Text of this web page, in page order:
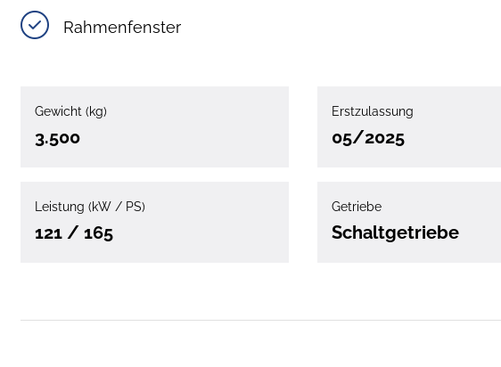
Rahmenfenster
Gewicht (kg)
3.500
Erstzulassung
05/2025
Leistung (kW / PS)
121 / 165
Getriebe
Schaltgetriebe